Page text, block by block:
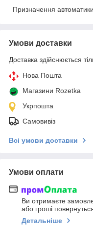
Призначення автоматики
Умови доставки
Доставка здійснюється
Нова Пошта
Магазини Rozetka
Укрпошта
Самовивіз
Всі умови доставки
Умови оплати
Ви отримаєте
або гроші
Детальніше